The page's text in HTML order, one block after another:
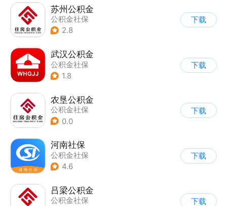
苏州公积金
公积金社保
2.8
下载
武汉公积金
公积金社保
1.8
下载
农垦公积金
公积金社保
0.0
下载
河南社保
公积金社保
4.6
下载
吕梁公积金
公积金社保
下载